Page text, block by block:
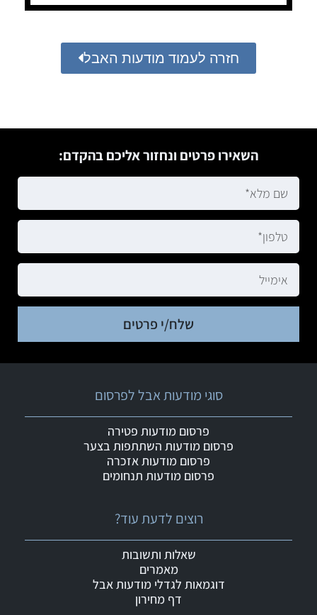
חזרה לעמוד מודעות האבל
השאירו פרטים ונחזור אליכם בהקדם:
שלח/י פרטים
רוצים לדעת עוד?
שאלות ותשובות
מאמרים
דוגמאות לגדלי מודעות אבל
דף מחירון
סוגי מודעות אבל לפרסום
פרסום מודעות פטירה
פרסום מודעות השתתפות בצער
פרסום מודעות אזכרה
פרסום מודעות תנחומים